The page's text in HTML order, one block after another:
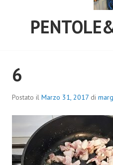
6
Postato il Marzo 31, 2017 di